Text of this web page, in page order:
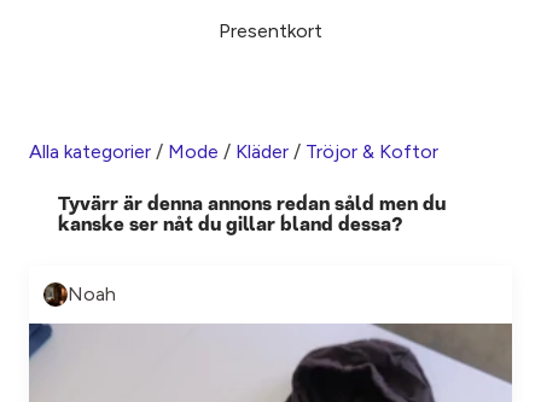
Presentkort
Alla kategorier / Mode / Kläder / Tröjor & Koftor
Tyvärr är denna annons redan såld men du
kanske ser nåt du gillar bland dessa?
Noah